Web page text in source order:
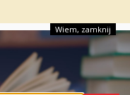
Wiem, zamknij